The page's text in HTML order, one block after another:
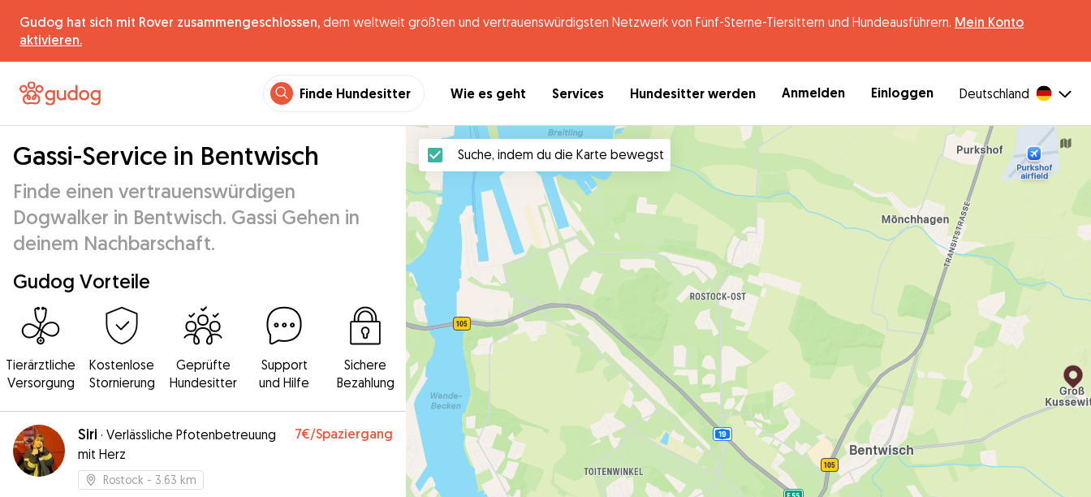
Gudog hat sich mit Rover zusammengeschlossen, dem weltweit größten und vertrauenswürdigsten Netzwerk von Fünf-Sterne-Tiersittern und Hundeausführern. Mein Konto
aktivieren.
Finde Hundesitter Wie es geht Services Hundesitter werden Anmelden Einloggen Deutschland
Gassi-Service in Bentwisch
Finde einen vertrauenswürdigen
Dogwalker in Bentwisch. Gassi Gehen in
deinem Nachbarschaft.
Gudog Vorteile
Tierärztliche
Versorgung
Kostenlose
Stornierung
Geprüfte
Hundesitter
Support
und Hilfe
Sichere
Bezahlung
Siri · Verlässliche Pfotenbetreuung
mit Herz
7€/Spaziergang
Rostock - 3.63 km
Suche, indem du die Karte bewegst